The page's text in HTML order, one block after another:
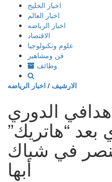
إذهب
المحتوى
اخبار الخليج
اخبار العالم
اخبار الرياضه
الاقتصاد
علوم وتكنولوجيا
فن ومشاهير
وظائف
الارشيف / اخبار الرياضه
الدوري
بعد “هاتريك”
في شباك
أبها